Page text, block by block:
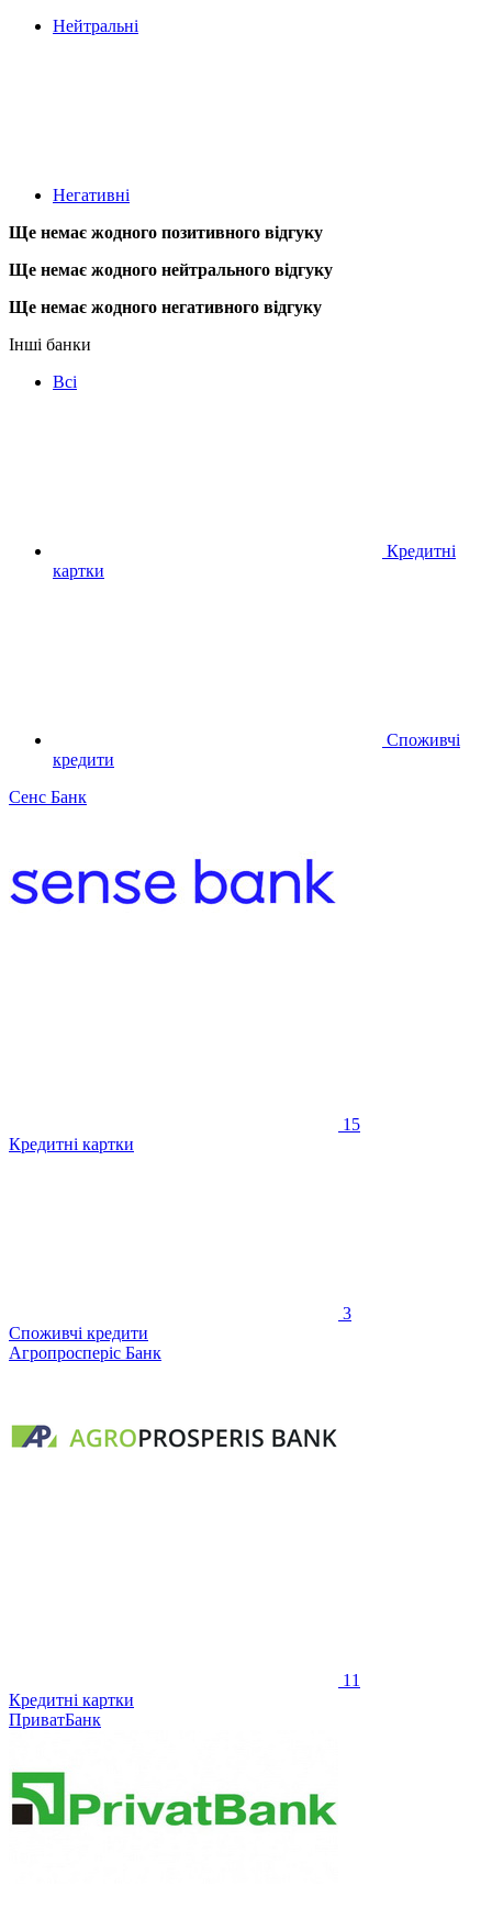
Нейтральні
Негативні
Ще немає жодного позитивного відгуку
Ще немає жодного нейтрального відгуку
Ще немає жодного негативного відгуку
Інші банки
Всі
Кредитні
картки
Споживчі
кредити
Сенс Банк
15
Кредитні картки
3
Споживчі кредити
Агропросперіс Банк
11
Кредитні картки
ПриватБанк